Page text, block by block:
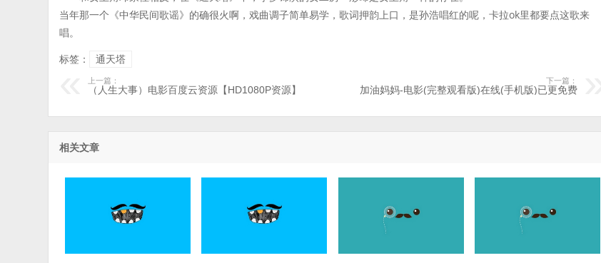
当年那一个《中华民间歌谣》的确很火啊，戏曲调子简单易学，歌词押韵上口，是孙浩唱红的呢，卡拉ok里都要点这歌来
唱。
标签：
通天塔
上一篇：
（人生大事）电影百度云资源【HD1080P资源】
下一篇：
加油妈妈-电影(完整观看版)在线(手机版)已更免费
相关文章